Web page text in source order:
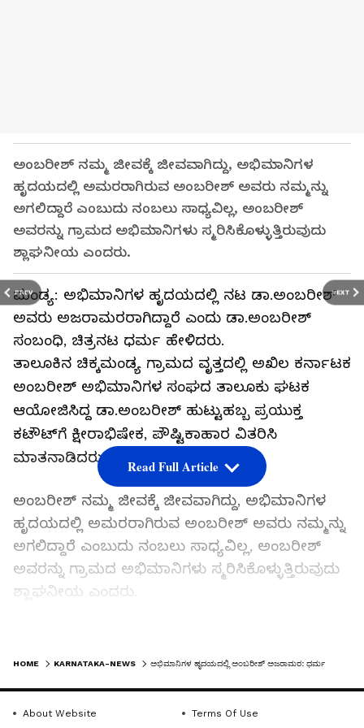
PREV NEXT
ಅಂಬರೀಶ್ ನಮ್ಮ ಜೀವಕ್ಕೆ ಜೀವವಾಗಿದ್ದು, ಅಭಿಮಾನಿಗಳ
ಹೃದಯದಲ್ಲಿ ಅಮರರಾಗಿರುವ ಅಂಬರೀಶ್ ಅವರು ನಮ್ಮನ್ನು
ಅಗಲಿದ್ದಾರೆ ಎಂಬುದು ನಂಬಲು ಸಾಧ್ಯವಿಲ್ಲ, ಅಂಬರೀಶ್
ಅವರನ್ನು ಗ್ರಾಮದ ಅಭಿಮಾನಿಗಳು ಸ್ಮರಿಸಿಕೊಳ್ಳುತ್ತಿರುವುದು
ಶ್ಲಾಘನೀಯ ಎಂದರು.
ಮಂಡ್ಯ: ಅಭಿಮಾನಿಗಳ ಹೃದಯದಲ್ಲಿ ನಟ ಡಾ.ಅಂಬರೀಶ್
ಅವರು ಅಜರಾಮರರಾಗಿದ್ದಾರೆ ಎಂದು ಡಾ.ಅಂಬರೀಶ್
ಸಂಬಂಧಿ, ಚಿತ್ರನಟ ಧರ್ಮ ಹೇಳಿದರು.
ತಾಲೂಕಿನ ಚಿಕ್ಕಮಂಡ್ಯ ಗ್ರಾಮದ ವೃತ್ತದಲ್ಲಿ ಅಖಿಲ ಕರ್ನಾಟಕ
ಅಂಬರೀಶ್ ಅಭಿಮಾನಿಗಳ ಸಂಘದ ತಾಲೂಕು ಘಟಕ
ಆಯೋಜಿಸಿದ್ದ ಡಾ.ಅಂಬರೀಶ್ ಹುಟ್ಟುಹಬ್ಬ ಪ್ರಯುಕ್ತ
ಕಟೌಟ್‌ಗೆ ಕ್ಷೀರಾಭಿಷೇಕ, ಪೌಷ್ಟಿಕಾಹಾರ ವಿತರಿಸಿ
ಮಾತನಾಡಿದರು.
ಅಂಬರೀಶ್ ನಮ್ಮ ಜೀವಕ್ಕೆ ಜೀವವಾಗಿದ್ದು, ಅಭಿಮಾನಿಗಳ
ಹೃದಯದಲ್ಲಿ ಅಮರರಾಗಿರುವ ಅಂಬರೀಶ್ ಅವರು ನಮ್ಮನ್ನು
ಅಗಲಿದ್ದಾರೆ ಎಂಬುದು ನಂಬಲು ಸಾಧ್ಯವಿಲ್ಲ, ಅಂಬರೀಶ್
ಅವರನ್ನು ಗ್ರಾಮದ ಅಭಿಮಾನಿಗಳು ಸ್ಮರಿಸಿಕೊಳ್ಳುತ್ತಿರುವುದು
ಶ್ಲಾಘನೀಯ ಎಂದರು.
ದಿನಗಳಲ್ಲಿ ಬಹು ಎತ್ತರಕ್ಕೆ ಬೆಳೆಯಲಿ. ಜನತೆಯ ಆಶೀರ್ವಾದ
Read Full Article
HOME KARNATAKA-NEWS ಅಭಿಮಾನಿಗಳ ಹೃದಯದಲ್ಲಿ ಅಂಬರೀಶ್ ಅಜರಾಮರ: ಧರ್ಮ
About Website Terms Of Use